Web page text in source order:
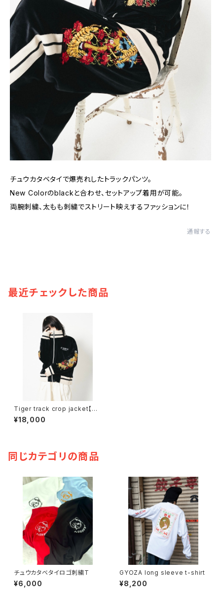
チュウカタベタイで爆売れしたトラックパンツ。
New Colorのblackと合わせ、セットアップ着用が可能。
両腕刺繍、太もも刺繍でストリート映えするファッションに！
通報する
最近チェックした商品
Tiger track crop jacket【Bl
ack】
¥18,000
同じカテゴリの商品
チュウカタベタイロゴ刺繍T
¥6,000
GYOZA long sleeve t-shirt
¥8,200